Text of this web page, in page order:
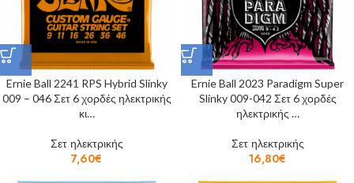
Ernie Ball 2241 RPS Hybrid Slinky
009 – 046 Σετ 6 χορδές ηλεκτρικής
κι…
Σετ ηλεκτρικής
7,60€
Ernie Ball 2023 Paradigm Super
Slinky 009-042 Σετ 6 χορδές
ηλεκτρικής …
Σετ ηλεκτρικής
16,80€